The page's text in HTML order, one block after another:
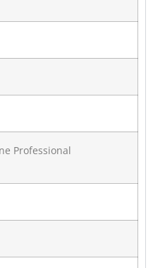
Professional